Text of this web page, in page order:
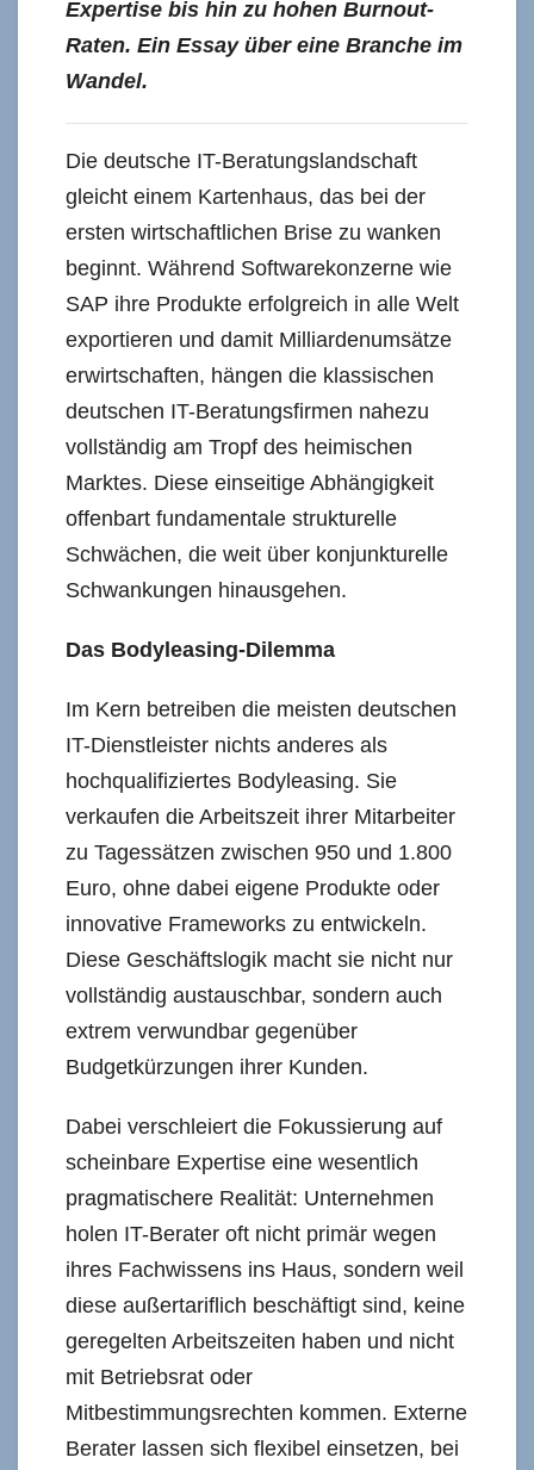
Expertise bis hin zu hohen Burnout-
Raten. Ein Essay über eine Branche im
Wandel.
Die deutsche IT-Beratungslandschaft
gleicht einem Kartenhaus, das bei der
ersten wirtschaftlichen Brise zu wanken
beginnt. Während Softwarekonzerne wie
SAP ihre Produkte erfolgreich in alle Welt
exportieren und damit Milliardenumsätze
erwirtschaften, hängen die klassischen
deutschen IT-Beratungsfirmen nahezu
vollständig am Tropf des heimischen
Marktes. Diese einseitige Abhängigkeit
offenbart fundamentale strukturelle
Schwächen, die weit über konjunkturelle
Schwankungen hinausgehen.
Das Bodyleasing-Dilemma
Im Kern betreiben die meisten deutschen
IT-Dienstleister nichts anderes als
hochqualifiziertes Bodyleasing. Sie
verkaufen die Arbeitszeit ihrer Mitarbeiter
zu Tagessätzen zwischen 950 und 1.800
Euro, ohne dabei eigene Produkte oder
innovative Frameworks zu entwickeln.
Diese Geschäftslogik macht sie nicht nur
vollständig austauschbar, sondern auch
extrem verwundbar gegenüber
Budgetkürzungen ihrer Kunden.
Dabei verschleiert die Fokussierung auf
scheinbare Expertise eine wesentlich
pragmatischere Realität: Unternehmen
holen IT-Berater oft nicht primär wegen
ihres Fachwissens ins Haus, sondern weil
diese außertariflich beschäftigt sind, keine
geregelten Arbeitszeiten haben und nicht
mit Betriebsrat oder
Mitbestimmungsrechten kommen. Externe
Berater lassen sich flexibel einsetzen, bei